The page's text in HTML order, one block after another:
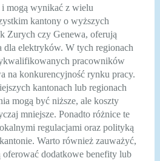
i mogą wynikać z wielu
kantony o wyższych
Zurych czy Genewa, oferują
dla elektryków. W tych regionach
pracowników
na konkurencyjność rynku pracy.
kantonach lub regionach
mogą być niższe, ale koszty
mniejsze. Ponadto różnice te
regulacjami oraz polityką
Warto również zauważyć,
dodatkowe benefity lub